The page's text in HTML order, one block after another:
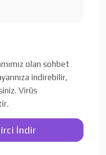
olan sohbet
indirebilir,
Virüs
İndir